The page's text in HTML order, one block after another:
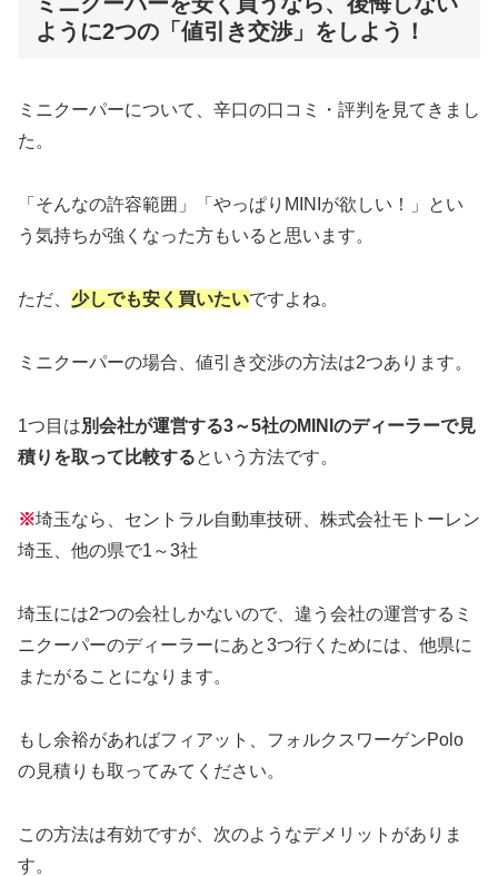
ように2つの「値引き交渉」をしよう！
ミニクーパーについて、辛口の口コミ・評判を見てきまし
た。
「そんなの許容範囲」「やっぱりMINIが欲しい！」とい
う気持ちが強くなった方もいると思います。
ただ、 少しでも安く買いたいですよね。
ミニクーパーの場合、値引き交渉の方法は2つあります。
1つ目は別会社が運営する3～5社のMINIのディーラーで見
積りを取って比較するという方法です。
※埼玉なら、セントラル自動車技研、株式会社モトーレン
埼玉、他の県で1～3社
埼玉には2つの会社しかないので、違う会社の運営するミ
ニクーパーのディーラーにあと3つ行くためには、他県に
またがることになります。
もし余裕があればフィアット、フォルクスワーゲンPolo
の見積りも取ってみてください。
この方法は有効ですが、次のようなデメリットがありま
す。